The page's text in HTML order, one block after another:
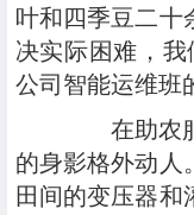
叶和四季豆二十
决实际困难，
公司智能运维班
在助农服
的身影格外动人
田间的变压器和